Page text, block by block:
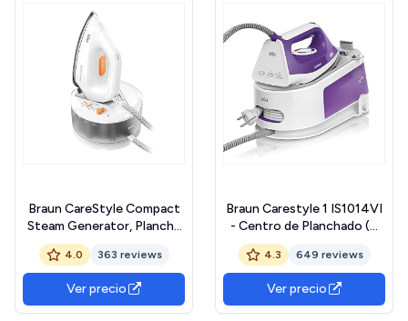
Braun CareStyle Compact
Steam Generator, Plancha
de Vapor con Suela
FreeGlide 3D, Presión de
5,5 bar, Gran Depósito de
Agua de 1,5 l, Función Eco,
IS 2132 WH, Blanco Amarillo
4.0 363 reviews
Ver precio
Braun Carestyle 1 IS1014VI
- Centro de Planchado (6
bares de presión 120 g/min
y golpe de vapor de 360
g/min, suela freeglide,
EasyLock, EasyCalcClean)
blanco y morado
4.3 649 reviews
Ver precio